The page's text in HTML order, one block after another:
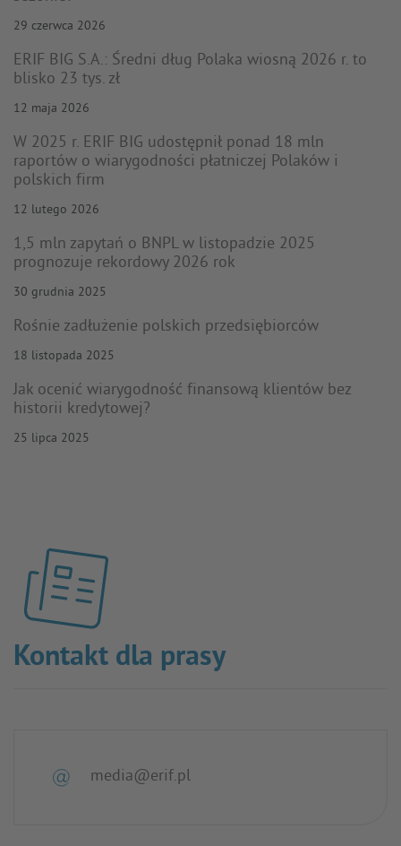
29 czerwca 2026
ERIF BIG S.A.: Średni dług Polaka wiosną 2026 r. to
blisko 23 tys. zł
12 maja 2026
W 2025 r. ERIF BIG udostępnił ponad 18 mln
raportów o wiarygodności płatniczej Polaków i
polskich firm
12 lutego 2026
1,5 mln zapytań o BNPL w listopadzie 2025
prognozuje rekordowy 2026 rok
30 grudnia 2025
Rośnie zadłużenie polskich przedsiębiorców
18 listopada 2025
Jak ocenić wiarygodność finansową klientów bez
historii kredytowej?
25 lipca 2025
Kontakt dla prasy
media@erif.pl